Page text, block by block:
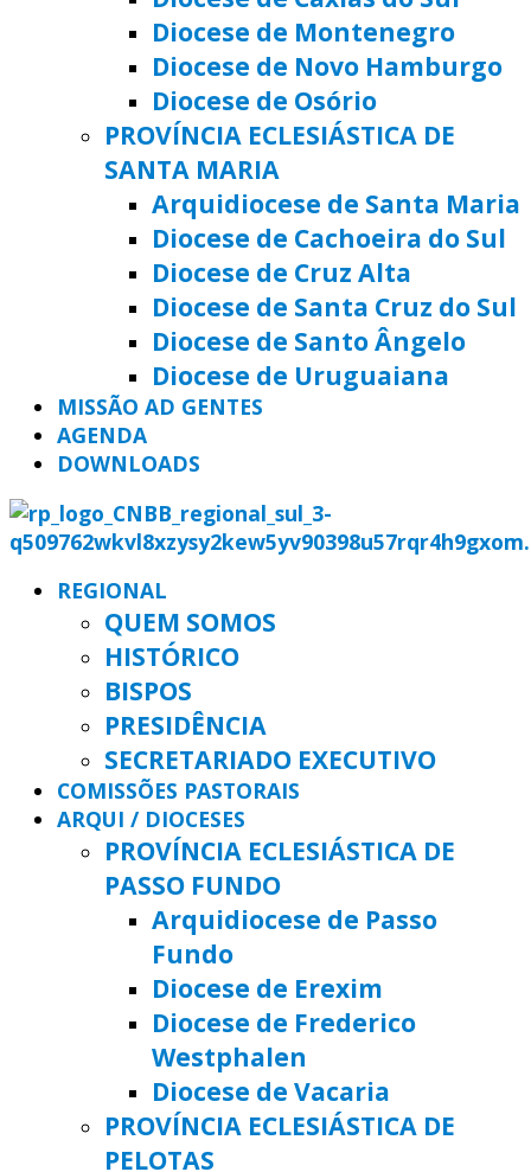
Diocese de Montenegro
Diocese de Novo Hamburgo
Diocese de Osório
PROVÍNCIA ECLESIÁSTICA DE
SANTA MARIA
Arquidiocese de Santa Maria
Diocese de Cachoeira do Sul
Diocese de Cruz Alta
Diocese de Santa Cruz do Sul
Diocese de Santo Ângelo
Diocese de Uruguaiana
MISSÃO AD GENTES
AGENDA
DOWNLOADS
REGIONAL
QUEM SOMOS
HISTÓRICO
BISPOS
PRESIDÊNCIA
SECRETARIADO EXECUTIVO
COMISSÕES PASTORAIS
ARQUI / DIOCESES
PROVÍNCIA ECLESIÁSTICA DE
PASSO FUNDO
Arquidiocese de Passo
Fundo
Diocese de Erexim
Diocese de Frederico
Westphalen
Diocese de Vacaria
PROVÍNCIA ECLESIÁSTICA DE
PELOTAS